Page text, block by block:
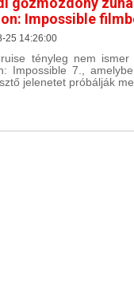
Impossible
25 14:26:00
tényleg nem
Impossible 7.,
jelenetet próbálják